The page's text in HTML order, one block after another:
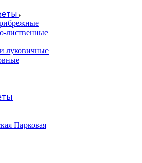
лиственные
луковичные
Парковая